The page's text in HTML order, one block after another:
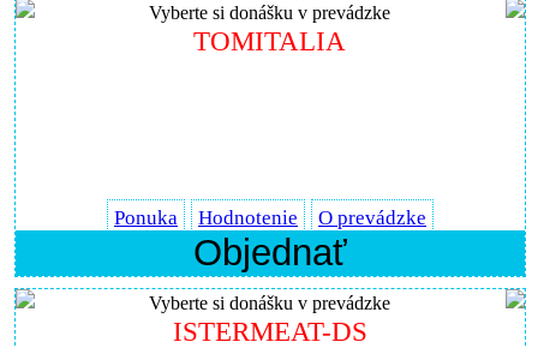
Vyberte si donášku v prevádzke
TOMITALIA
Ponuka Hodnotenie O prevádzke
Objednať
Vyberte si donášku v prevádzke
ISTERMEAT-DS